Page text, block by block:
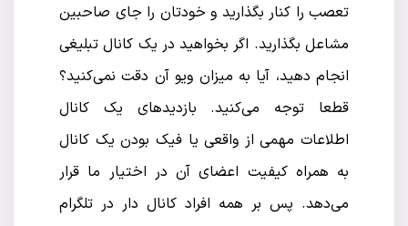
تعصب را کنار بگذارید و خودتان را جای صاحبین
مشاعل بگذارید. اگر بخواهید در یک کانال تبلیغی
انجام دهید، آیا به میزان ویو آن دقت نمی‌کنید؟
قطعا توجه می‌کنید. بازدید‌های یک کانال
اطلاعات مهمی از واقعی یا فیک بودن یک کانال
به همراه کیفیت اعضای آن در اختیار ما قرار
می‌دهد. پس بر همه افراد کانال دار در تلگرام